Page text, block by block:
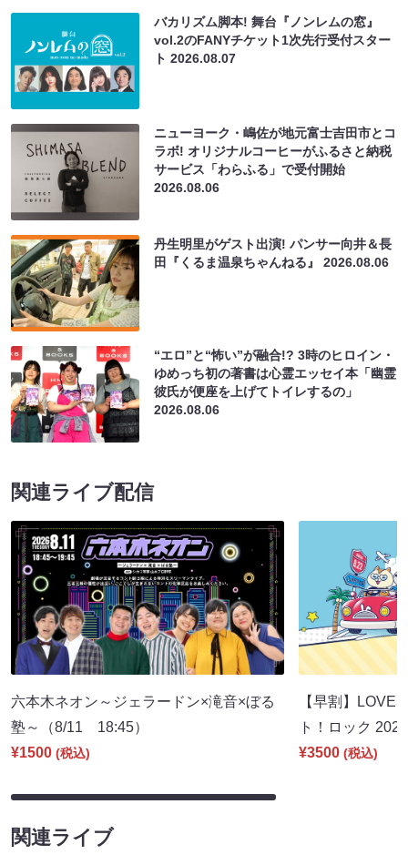
バカリズム脚本! 舞台『ノンレムの窓』
vol.2のFANYチケット1次先行受付スター
ト2026.08.07
ニューヨーク・嶋佐が地元富士吉田市とコ
ラボ! オリジナルコーヒーがふるさと納税
サービス「わらふる」で受付開始
2026.08.06
丹生明里がゲスト出演! パンサー向井＆長
田『くるま温泉ちゃんねる』2026.08.06
“エロ”と“怖い”が融合!? 3時のヒロイン・
ゆめっち初の著書は心霊エッセイ本「幽霊
彼氏が便座を上げてトイレするの」
2026.08.06
関連ライブ配信
六本木ネオン～ジェラードン×滝音×ぼる
塾～（8/11 18:45）
¥1500 (税込)
【早割】LOVE
ト！ロック
¥3500 (税込)
関連ライブ